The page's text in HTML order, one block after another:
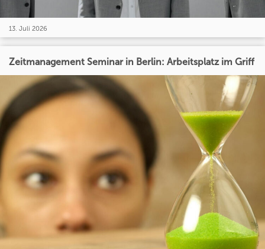
13. Juli 2026
Zeitmanagement Seminar in Berlin: Arbeitsplatz im Griff